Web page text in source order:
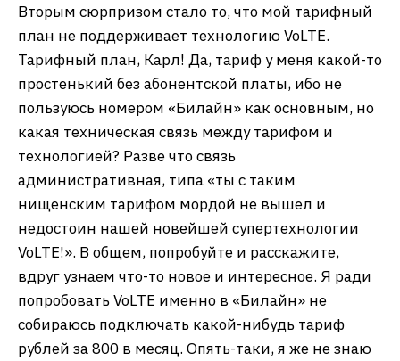
Вторым сюрпризом стало то, что мой тарифный
план не поддерживает технологию VoLTE.
Тарифный план, Карл! Да, тариф у меня какой-то
простенький без абонентской платы, ибо не
пользуюсь номером «Билайн» как основным, но
какая техническая связь между тарифом и
технологией? Разве что связь
административная, типа «ты с таким
нищенским тарифом мордой не вышел и
недостоин нашей новейшей супертехнологии
VoLTE!». В общем, попробуйте и расскажите,
вдруг узнаем что-то новое и интересное. Я ради
попробовать VoLTE именно в «Билайн» не
собираюсь подключать какой-нибудь тариф
рублей за 800 в месяц. Опять-таки, я же не знаю